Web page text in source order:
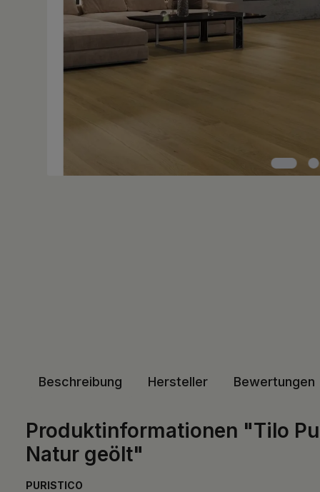
Beschreibung Hersteller Bewertungen
Produktinformationen "Tilo
Natur geölt"
PURISTICO